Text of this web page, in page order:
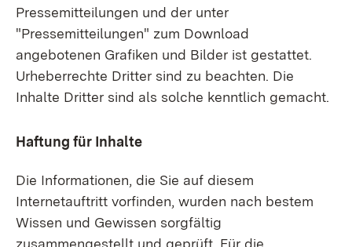
Pressemitteilungen und der unter
"Pressemitteilungen" zum Download
angebotenen Grafiken und Bilder ist gestattet.
Urheberrechte Dritter sind zu beachten. Die
Inhalte Dritter sind als solche kenntlich gemacht.
Haftung für Inhalte
Die Informationen, die Sie auf diesem
Internetauftritt vorfinden, wurden nach bestem
Wissen und Gewissen sorgfältig
zusammengestellt und geprüft. Für die